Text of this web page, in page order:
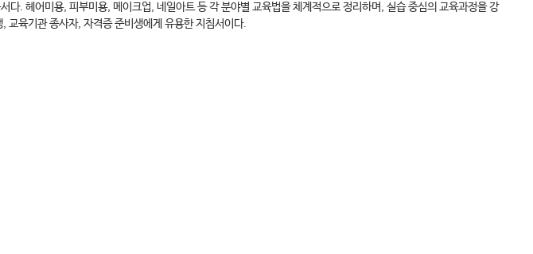
. 헤어미용, 피부미용, 메이크업, 네일아트 등 각 분야별 교육법을 체계적으로 정리하며, 실습 중심의 교육과정을 강
교육기관 종사자, 자격증 준비생에게 유용한 지침서이다.